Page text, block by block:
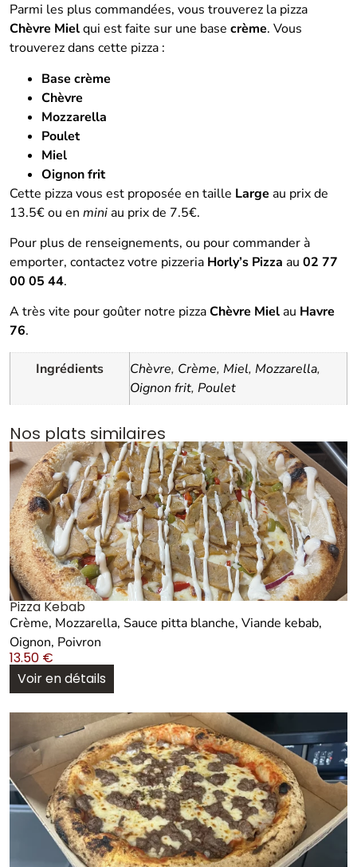
Parmi les plus commandées, vous trouverez la pizza
Chèvre Mielqui est faite sur une base crème. Vous
trouverez dans cette pizza :
Base crème
Chèvre
Mozzarella
Poulet
Miel
Oignon frit
Cette pizza vous est proposée en taille Large au prix de
13.5€ ou en miniau prix de 7.5€.
Pour plus de renseignements, ou pour commander à
emporter, contactez votre pizzeria Horly’s Pizza au 02 77
00 05 44.
A très vite pour goûter notre pizzaChèvre Mielau Havre
76.
Ingrédients Chèvre, Crème, Miel, Mozzarella,
Oignon frit, Poulet
Nos plats similaires
Pizza Kebab
Crème, Mozzarella, Sauce pitta blanche, Viande kebab,
Oignon, Poivron
13.50 €
Voir en détails